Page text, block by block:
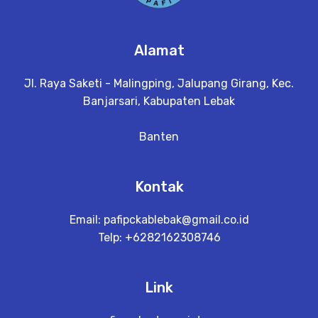
Alamat
Jl. Raya Saketi - Malingping, Jalupang Girang, Kec.
Banjarsari, Kabupaten Lebak
Banten
Kontak
Email: pafipckablebak@gmail.co.id
Telp: +6282162308746
Link